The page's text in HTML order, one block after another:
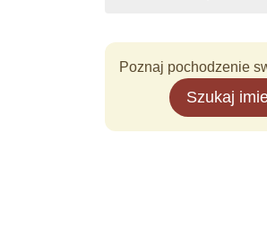
Poznaj pochodzenie
Szukaj